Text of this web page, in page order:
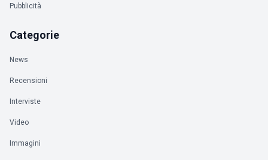
Pubblicità
Categorie
News
Recensioni
Interviste
Video
Immagini